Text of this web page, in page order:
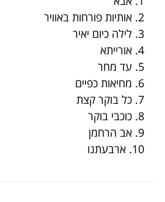
2. אותיות פורחות באוויר
3. לילה כיום יאיר
4. אורייתא
5. עד מחר
6. מחיאות כפיים
7. כל בוקר קצת
8. כוכבי בוקר
9. אב הרחמן
10. ארבעתנו